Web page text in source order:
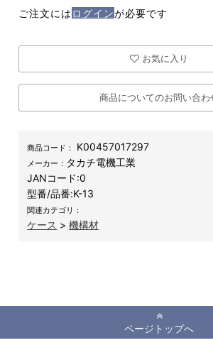
ご注文には ログインが必要です
お気に入り
商品についてのお問い合わ
商品コード： K00457017297
メーカー： タカチ電機工業
JANコード:0
型番/品番:K-13
関連カテゴリ：
ケース >機構材
ページトップへ